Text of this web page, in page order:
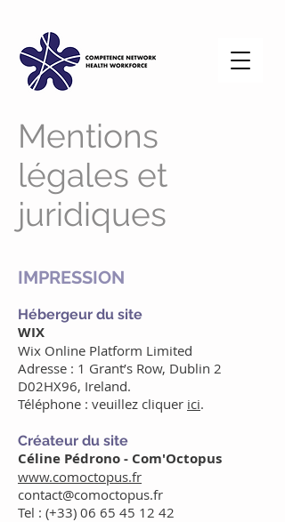
Mentions
légales et
juridiques
IMPRESSION
Hébergeur du site
WIX
Wix Online Platform Limited
Adresse : 1 Grant’s Row, Dublin 2
D02HX96, Ireland.
Téléphone : veuillez cliquer ici.
Créateur du site
Céline Pédrono - Com'Octopus
www.comoctopus.fr
contact@comoctopus.fr
Tel : (+33) 06 65 45 12 42